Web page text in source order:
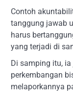
Contoh
tanggung jawab
harus
yang terjadi di
Di samping itu,
perkembangan
melaporkannya